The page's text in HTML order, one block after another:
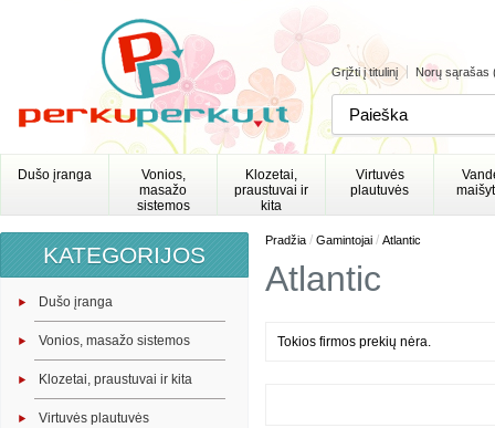
Grįžti į titulinį Norų sąrašas
Dušo įranga
Vonios,
masažo
sistemos
Klozetai,
praustuvai ir
kita
Virtuvės
plautuvės
KATEGORIJOS
Dušo įranga
Vonios, masažo sistemos
Klozetai, praustuvai ir kita
Virtuvės plautuvės
Pradžia / Gamintojai / Atlantic
Atlantic
Tokios firmos prekių nėra.